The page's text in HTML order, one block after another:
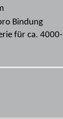
Bindung
für ca.